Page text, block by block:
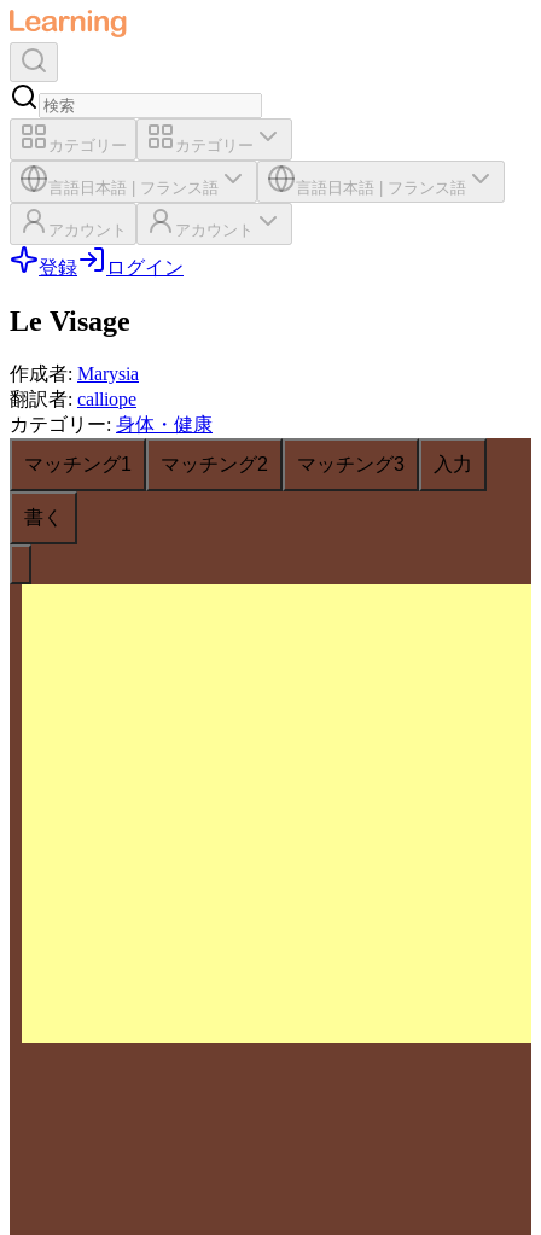
カテゴリー カテゴリー
言語 日本語 フランス語 言語 日本語 フランス語
アカウント アカウント
登録 ログイン
Le Visage
作成者: Marysia
翻訳者: calliope
カテゴリー: 身体・健康
マッチング1
マッチング2 マッチング3 入力
書く